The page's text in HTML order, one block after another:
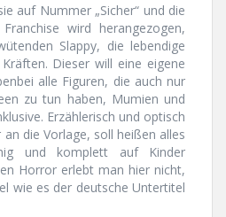
auf Nummer „Sicher“ und die
wird herangezogen,
Slappy, die lebendige
Dieser will eine eigene
alle Figuren, die auch nur
zu tun haben, Mumien und
Erzählerisch und optisch
die Vorlage, soll heißen alles
und komplett auf Kinder
Horror erlebt man hier nicht,
wie es der deutsche Untertitel